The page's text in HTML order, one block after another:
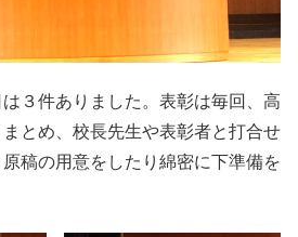
３件ありました。表彰は毎回、高
とめ、校長先生や表彰者と打合せ
稿の用意をしたり綿密に下準備を